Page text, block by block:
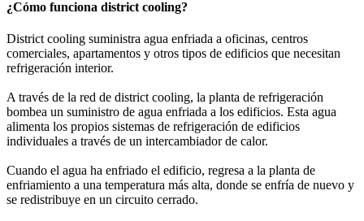
¿Cómo funciona district cooling?
District cooling suministra agua enfriada a oficinas, centros
comerciales, apartamentos y otros tipos de edificios que necesitan
refrigeración interior.
A través de la red de district cooling, la planta de refrigeración
bombea un suministro de agua enfriada a los edificios. Esta agua
alimenta los propios sistemas de refrigeración de edificios
individuales a través de un intercambiador de calor.
Cuando el agua ha enfriado el edificio, regresa a la planta de
enfriamiento a una temperatura más alta, donde se enfría de nuevo y
se redistribuye en un circuito cerrado.